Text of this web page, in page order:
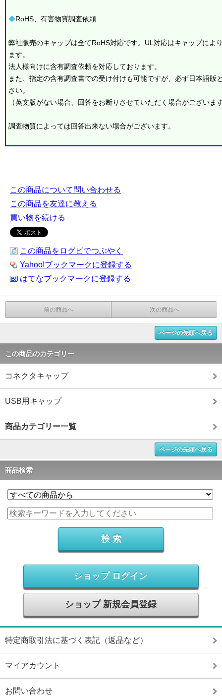
◆RoHS、有害物質調査依頼
弊社販売のキャップは全てRoHS対応です。UL対応はキャップによ
ます。
法人様向けに含有調査依頼を対応しております。
また、指定の含有調査書での受け付けも可能ですが、必ず日本語版
さい。
（英文版がない場合、回答をお断りさせていただく場合がございま
調査物質によっては回答出来ない場合がございます。
この商品について問い合わせる
この商品を友達に教える
買い物を続ける
この商品をログピでつぶやく
Yahoo!ブックマークに登録する
はてなブックマークに登録する
前の商品へ 次の商品へ
ページの先頭へ戻る
この商品のカテゴリー
コネクタキャップ
USB用キャップ
商品カテゴリー一覧
ページの先頭へ戻る
商品検索
ショップ ログイン
ショップ 新規会員登録
特定商取引法に基づく表記（返品など）
マイアカウント
お問い合わせ